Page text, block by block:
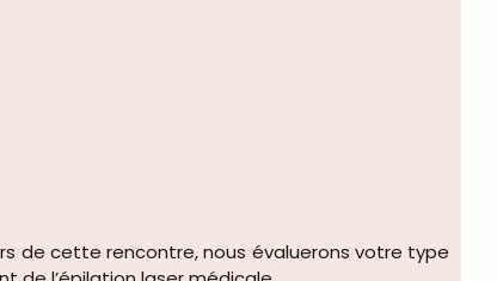
de cette rencontre, nous évaluerons votre type